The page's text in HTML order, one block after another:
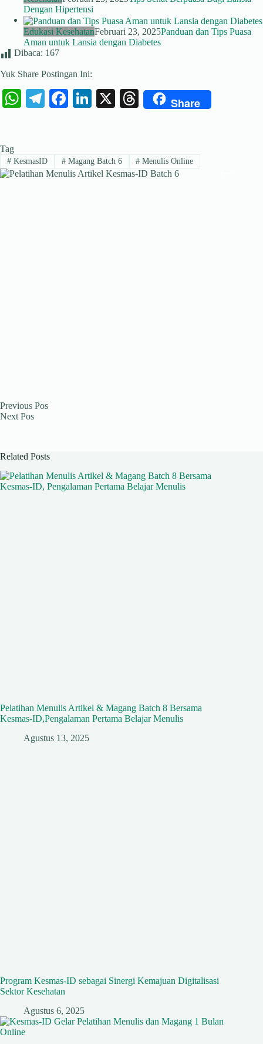
Dengan Hipertensi
Edukasi KesehatanFebruari 23, 2025Panduan dan Tips Puasa
Aman untuk Lansia dengan Diabetes
Dibaca: 167
Yuk Share Postingan Ini:
W
A
pp
Te
a
m
Fa
ok
Li
In
X
T
ds
Share
Tag
#KesmasID #Magang Batch 6 # Menulis Online
Previous Pos
Next Pos
Related Posts
Pelatihan Menulis Artikel & Magang Batch 8 Bersama
Kesmas-ID,Pengalaman Pertama Belajar Menulis
Agustus 13, 2025
Program Kesmas-ID sebagai Sinergi Kemajuan Digitalisasi
Sektor Kesehatan
Agustus 6, 2025